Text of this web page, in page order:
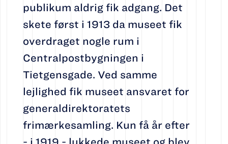
publikum aldrig fik adgang. Det
skete først i 1913 da museet fik
overdraget nogle rum i
Centralpostbygningen i
Tietgensgade. Ved samme
lejlighed fik museet ansvaret for
generaldirektoratets
frimærkesamling. Kun få år efter